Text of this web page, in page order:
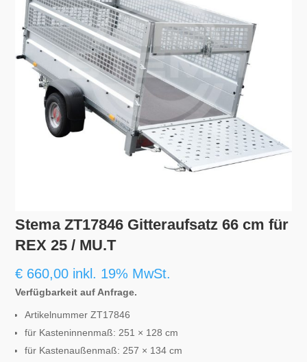
Stema ZT17846 Gitteraufsatz 66 cm für
REX 25 / MU.T
€ 660,00 inkl. 19% MwSt.
Verfügbarkeit auf Anfrage.
Artikelnummer ZT17846
für Kasteninnenmaß: 251 × 128 cm
für Kastenaußenmaß: 257 × 134 cm